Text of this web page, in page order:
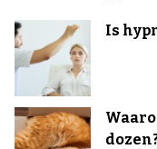
Is